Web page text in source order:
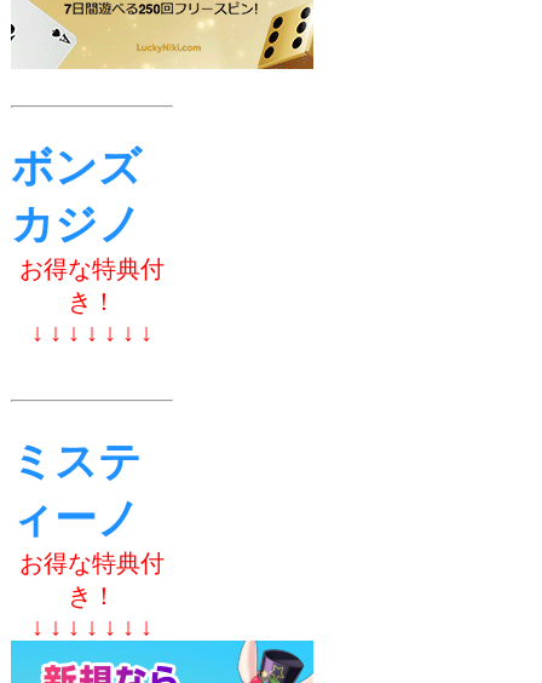
ボンズ
カジノ
お得な特典付
き！
↓ ↓ ↓ ↓ ↓ ↓ ↓
ミステ
ィーノ
お得な特典付
き！
↓ ↓ ↓ ↓ ↓ ↓ ↓